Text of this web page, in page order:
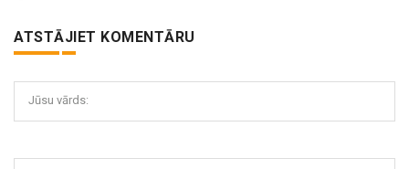
ATSTĀJIET KOMENTĀRU
Jūsu vārds: